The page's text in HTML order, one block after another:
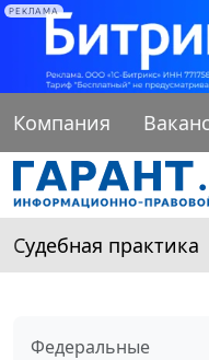
РЕКЛАМА
Компания
Судебная практика
Федеральные